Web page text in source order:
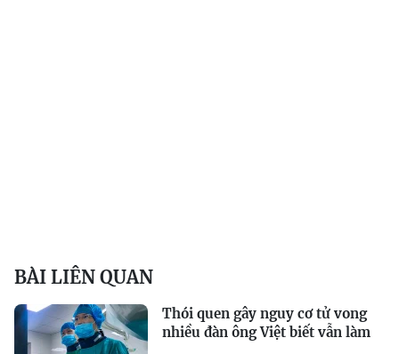
BÀI LIÊN QUAN
Thói quen gây nguy cơ tử vong
nhiều đàn ông Việt biết vẫn làm